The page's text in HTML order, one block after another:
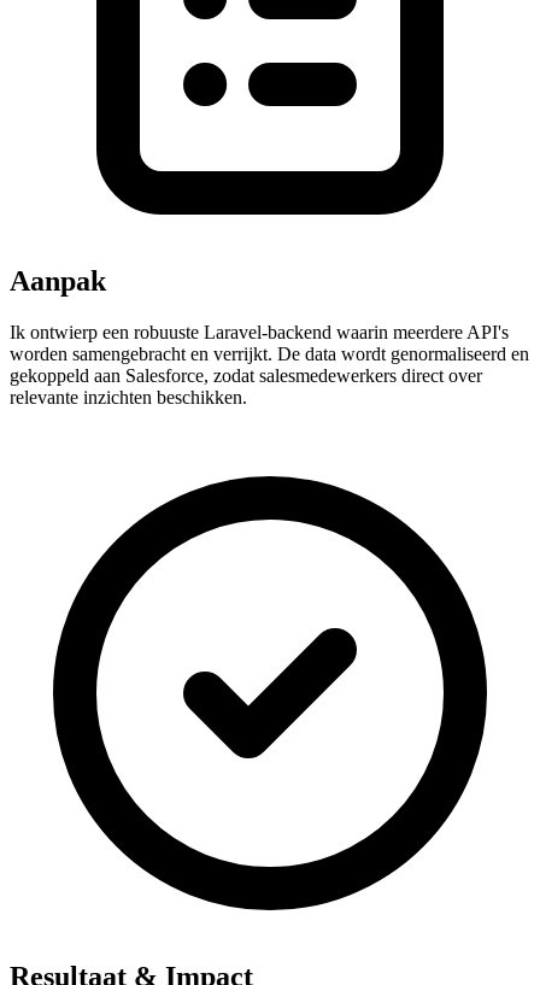
Aanpak
Ik ontwierp een robuuste Laravel-backend waarin meerdere API's
worden samengebracht en verrijkt. De data wordt genormaliseerd en
gekoppeld aan Salesforce, zodat salesmedewerkers direct over
relevante inzichten beschikken.
Resultaat & Impact